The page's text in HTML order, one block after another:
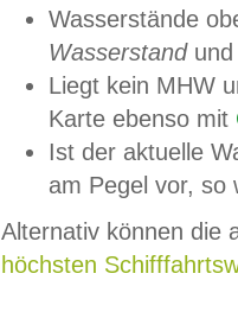
Wasserstände
Wasserstandund
Liegt kein MHW
Karte ebenso mit
Ist der aktuelle
am Pegel vor,
Alternativ können die
höchsten